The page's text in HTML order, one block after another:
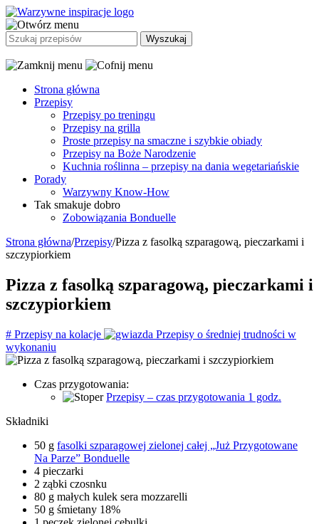
Strona główna
Przepisy
Przepisy po treningu
Przepisy na grilla
Proste przepisy na smaczne i szybkie obiady
Przepisy na Boże Narodzenie
Kuchnia roślinna – przepisy na dania wegetariańskie
Porady
Warzywny Know-How
Tak smakuje dobro
Zobowiązania Bonduelle
Strona główna/Przepisy/Pizza z fasolką szparagową, pieczarkami i
szczypiorkiem
Pizza z fasolką szparagową, pieczarkami i
szczypiorkiem
# Przepisy na kolacje
Przepisy o średniej trudności w
wykonaniu
Czas przygotowania:
Przepisy – czas przygotowania 1 godz.
Składniki
50 g fasolki szparagowej zielonej całej „Już Przygotowane
Na Parze” Bonduelle
4 pieczarki
2 ząbki czosnku
80 g małych kulek sera mozzarelli
50 g śmietany 18%